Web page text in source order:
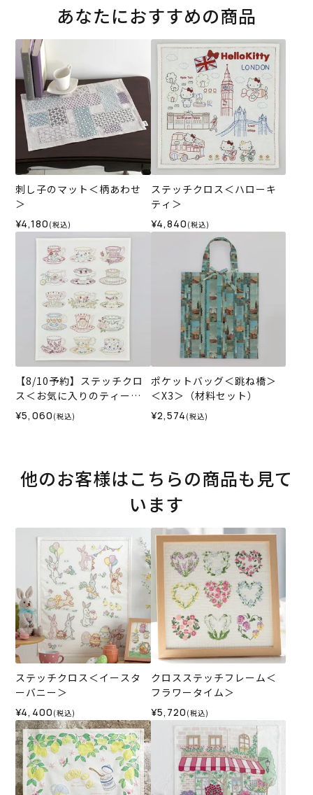
あなたにおすすめの商品
刺し子のマット＜柄あわせ
＞
¥4,180 (税込)
ステッチクロス＜ハローキ
ティ＞
¥4,840 (税込)
【8/10予約】ステッチクロ
ス＜お気に入りのティーカ
ップ＞
¥5,060 (税込)
ポケットバッグ＜跳ね橋＞
＜X3＞（材料セット）
¥2,574 (税込)
他のお客様はこちらの商品も見て
います
ステッチクロス＜イースタ
ーバニー＞
¥4,400 (税込)
クロスステッチフレーム＜
フラワータイム＞
¥5,720 (税込)